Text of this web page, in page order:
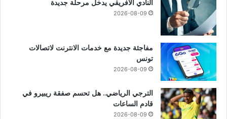
النادي الافريقي يدخل مرحلة جديدة
2026-08-09
مفاجئة جديدة مع خدمات الانترنت لاتصالات
تونس
2026-08-09
الترجي الرياضي.. هل تحسم صفقة ريبيرو في
قادم الساعات
2026-08-09